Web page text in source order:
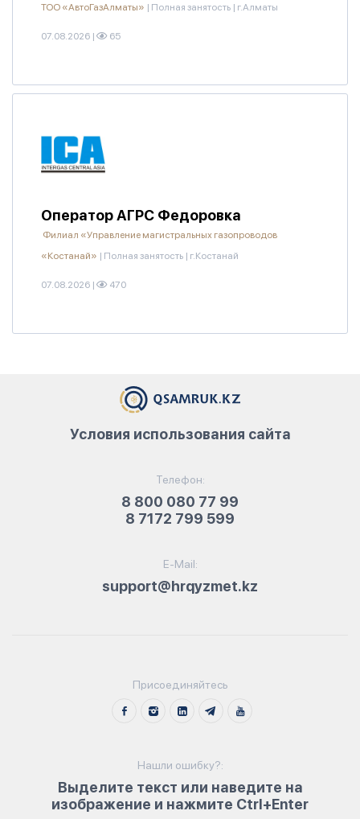
ТОО «АвтоГазАлматы» | Полная занятость | г.Алматы
07.08.2026 | 65
Оператор АГРС Федоровка
Филиал «Управление магистральных газопроводов
«Костанай» | Полная занятость | г.Костанай
07.08.2026 | 470
Телефон:
8 800 080 77 99
8 7172 799 599
E-Mail:
support@hrqyzmet.kz
Условия использования сайта
Присоединяйтесь
Нашли ошибку?:
Выделите текст или наведите на
изображение и нажмите Ctrl+Enter